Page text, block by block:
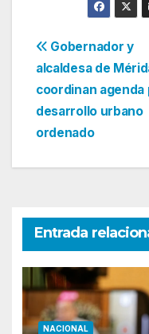
de
entradas
Gobernador y
alcaldesa de
coordinan agenda
desarrollo urbano
ordenado
Entrada
NACIONAL